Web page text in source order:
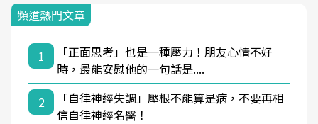
頻道熱門文章
1
「正面思考」也是一種壓力！朋友心情不好
時，最能安慰他的一句話是....
2
「自律神經失調」壓根不能算是病，不要再相
信自律神經名醫！